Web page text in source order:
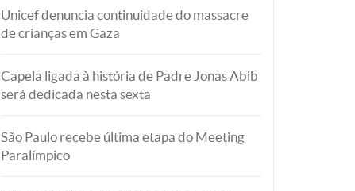
Unicef denuncia continuidade do massacre
de crianças em Gaza
Capela ligada à história de Padre Jonas Abib
será dedicada nesta sexta
São Paulo recebe última etapa do Meeting
Paralímpico